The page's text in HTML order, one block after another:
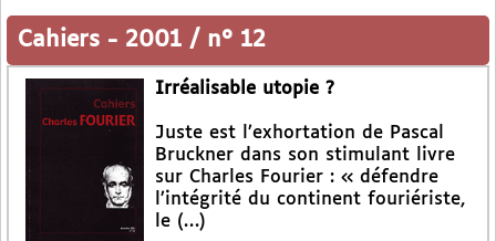
Cahiers - 2001 / n° 12
Irréalisable utopie ?
Juste est l’exhortation de Pascal
Bruckner dans son stimulant livre
sur Charles Fourier : « défendre
l’intégrité du continent fouriériste,
le (…)